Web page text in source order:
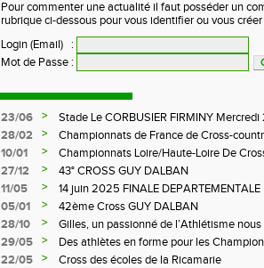
Pour commenter une actualité il faut posséder un
rubrique ci-dessous pour vous identifier ou vous
Login (Email)
:
Mot de Passe :
23/06 >
Stade Le CORBUSIER FIRMINY
28/02
>
Championnats de France de Cross-
10/01
>
Championnats Loire/Haute-Loire De
27/12
>
43° CROSS GUY DALBAN
11/05
>
14 juin 2025 FINALE
LE CHAMBON FEUGEROLLES
05/01 >
42ème Cross GUY DALBAN
28/10
>
Gilles, un passionné de l’Athlétisme
29/05
>
Des athlètes en forme pour les
22/05
>
Cross des écoles de la Ricamarie